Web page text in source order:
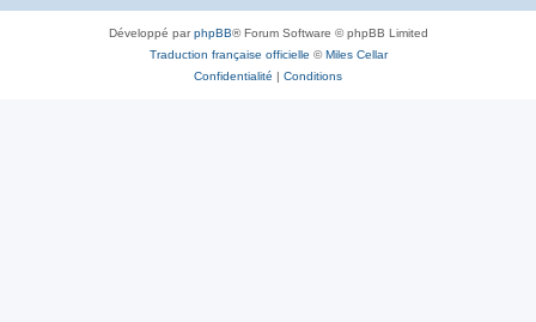
Développé parphpBB® Forum Software © phpBB Limited
Traduction française officielle ©Miles Cellar
Confidentialité | Conditions